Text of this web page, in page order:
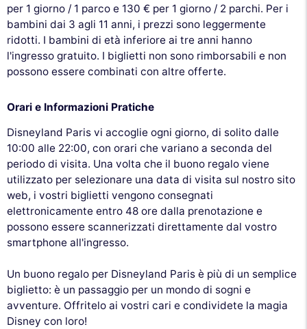
per 1 giorno / 1 parco e 130 € per 1 giorno / 2 parchi. Per i
bambini dai 3 agli 11 anni, i prezzi sono leggermente
ridotti. I bambini di età inferiore ai tre anni hanno
l'ingresso gratuito. I biglietti non sono rimborsabili e non
possono essere combinati con altre offerte.
Orari e Informazioni Pratiche
Disneyland Paris vi accoglie ogni giorno, di solito dalle
10:00 alle 22:00, con orari che variano a seconda del
periodo di visita. Una volta che il buono regalo viene
utilizzato per selezionare una data di visita sul nostro sito
web, i vostri biglietti vengono consegnati
elettronicamente entro 48 ore dalla prenotazione e
possono essere scannerizzati direttamente dal vostro
smartphone all'ingresso.
Un buono regalo per Disneyland Paris è più di un semplice
biglietto: è un passaggio per un mondo di sogni e
avventure. Offritelo ai vostri cari e condividete la magia
Disney con loro!